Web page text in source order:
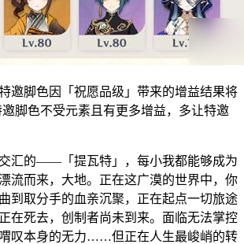
脚色因「祝愿品级」带来的增益结果将
脚色不受元素且有更多增益，多让特邀
的——「提瓦特」，每小我都能够成为
流而来，大地。正在这广漠的世界中，你
到取分手的血亲沉聚，正在起点一切旅途
在死去，创制者尚未到来。面临无法掌控
叹本身的无力……但正在人生最峻峭的转